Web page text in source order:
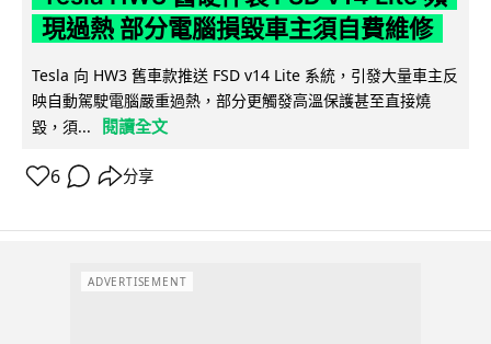
現過熱 部分電腦損毀車主須自費維修
Tesla 向 HW3 舊車款推送 FSD v14 Lite 系統，引發大量車主反
映自動駕駛電腦嚴重過熱，部分更觸發高溫保護甚至直接燒
毀，須...
閱讀全文
6 分享
ADVERTISEMENT